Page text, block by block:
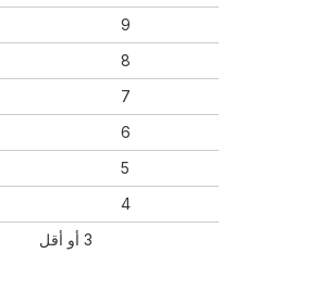
9
8
7
6
5
4
3 أو أقل